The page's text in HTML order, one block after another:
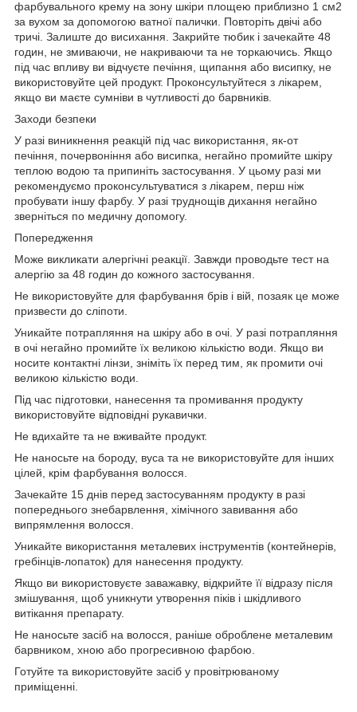
фарбувального крему на зону шкіри площею приблизно 1 см2
за вухом за допомогою ватної палички. Повторіть двічі або
тричі. Залиште до висихання. Закрийте тюбик і зачекайте 48
годин, не змиваючи, не накриваючи та не торкаючись. Якщо
під час впливу ви відчуєте печіння, щипання або висипку, не
використовуйте цей продукт. Проконсультуйтеся з лікарем,
якщо ви маєте сумніви в чутливості до барвників.
Заходи безпеки
У разі виникнення реакцій під час використання, як-от
печіння, почервоніння або висипка, негайно промийте шкіру
теплою водою та припиніть застосування. У цьому разі ми
рекомендуємо проконсультуватися з лікарем, перш ніж
пробувати іншу фарбу. У разі труднощів дихання негайно
зверніться по медичну допомогу.
Попередження
Може викликати алергічні реакції. Завжди проводьте тест на
алергію за 48 годин до кожного застосування.
Не використовуйте для фарбування брів і вій, позаяк це може
призвести до сліпоти.
Уникайте потрапляння на шкіру або в очі. У разі потрапляння
в очі негайно промийте їх великою кількістю води. Якщо ви
носите контактні лінзи, зніміть їх перед тим, як промити очі
великою кількістю води.
Під час підготовки, нанесення та промивання продукту
використовуйте відповідні рукавички.
Не вдихайте та не вживайте продукт.
Не наносьте на бороду, вуса та не використовуйте для інших
цілей, крім фарбування волосся.
Зачекайте 15 днів перед застосуванням продукту в разі
попереднього знебарвлення, хімічного завивання або
випрямлення волосся.
Уникайте використання металевих інструментів (контейнерів,
гребінців-лопаток) для нанесення продукту.
Якщо ви використовуєте заважавку, відкрийте її відразу після
змішування, щоб уникнути утворення піків і шкідливого
витікання препарату.
Не наносьте засіб на волосся, раніше оброблене металевим
барвником, хною або прогресивною фарбою.
Готуйте та використовуйте засіб у провітрюваному
приміщенні.